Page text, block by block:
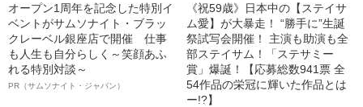
オープン1周年を記念した特別イ
ベントがサムソナイト・ブラッ
クレーベル銀座店で開催 仕事
も人生も自分らしく～笑顔あふ
れる特別対談～
PR（サムソナイト・ジャパン）
《祝59歳》日本中の【ステイサ
ム愛】が大暴走！ “勝手に”生誕
祭試写会開催！ 主演も助演も全
部ステイサム！「ステサミー
賞」爆誕！【応募総数941票 全
54作品の栄冠に輝いた作品とは
ー!?】